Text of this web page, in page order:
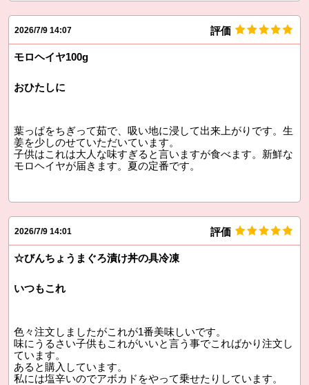
2026/7/9 14:07 評価
モロヘイヤ100g
おひたしに
葉っぱをちぎって茹で、吸い地に浸して出来上がりです。生
姜を少しのせていただいています。
子供はこれは大人な味すぎると言いますが食べます。新鮮な
モロヘイヤが届きます。夏の定番です。
2026/7/9 14:01 評価
☆びんちょうまぐろ漬け丼の具冷凍
いつもこれ
色々注文しましたがこれが1番美味しいです。
味にうるさい子供もこれがいいと言う事でこればかり注文し
ています。
あると購入しています。
私には塩辛いのでアボカドをやって乗せたりしています。